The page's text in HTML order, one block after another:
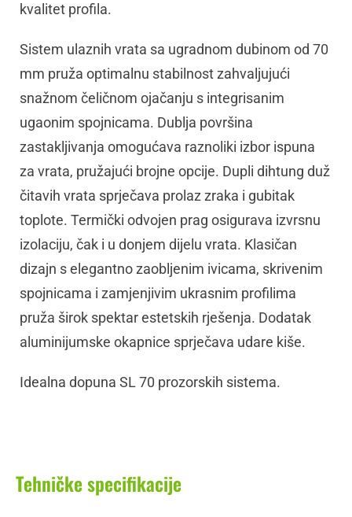
kvalitet profila.
Sistem ulaznih vrata sa ugradnom dubinom od 70
mm pruža optimalnu stabilnost zahvaljujući
snažnom čeličnom ojačanju s integrisanim
ugaonim spojnicama. Dublja površina
zastakljivanja omogućava raznoliki izbor ispuna
za vrata, pružajući brojne opcije. Dupli dihtung duž
čitavih vrata sprječava prolaz zraka i gubitak
toplote. Termički odvojen prag osigurava izvrsnu
izolaciju, čak i u donjem dijelu vrata. Klasičan
dizajn s elegantno zaobljenim ivicama, skrivenim
spojnicama i zamjenjivim ukrasnim profilima
pruža širok spektar estetskih rješenja. Dodatak
aluminijumske okapnice sprječava udare kiše.
Idealna dopuna SL 70 prozorskih sistema.
Tehničke specifikacije